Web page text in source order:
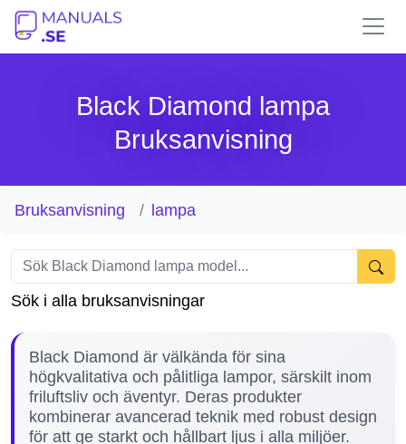
Black Diamond lampa
Bruksanvisning
Bruksanvisning lampa
Sök i alla bruksanvisningar
Black Diamond är välkända för sina
högkvalitativa och pålitliga lampor, särskilt inom
friluftsliv och äventyr. Deras produkter
kombinerar avancerad teknik med robust design
för att ge starkt och hållbart ljus i alla miljöer.